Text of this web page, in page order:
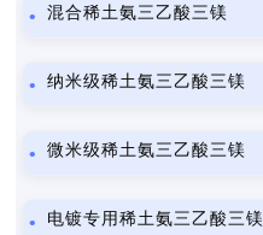
混合稀土氨三乙酸三镁
纳米级稀土氨三乙酸三镁
微米级稀土氨三乙酸三镁
电镀专用稀土氨三乙酸三镁